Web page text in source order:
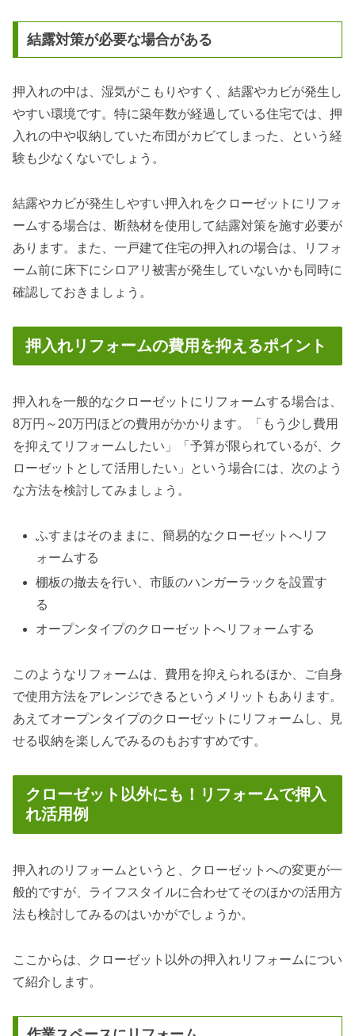
結露対策が必要な場合がある
押入れの中は、湿気がこもりやすく、結露やカビが発生し
やすい環境です。特に築年数が経過している住宅では、押
入れの中や収納していた布団がカビてしまった、という経
験も少なくないでしょう。
結露やカビが発生しやすい押入れをクローゼットにリフォ
ームする場合は、断熱材を使用して結露対策を施す必要が
あります。また、一戸建て住宅の押入れの場合は、リフォ
ーム前に床下にシロアリ被害が発生していないかも同時に
確認しておきましょう。
押入れリフォームの費用を抑えるポイント
押入れを一般的なクローゼットにリフォームする場合は、
8万円～20万円ほどの費用がかかります。「もう少し費用
を抑えてリフォームしたい」「予算が限られているが、ク
ローゼットとして活用したい」という場合には、次のよう
な方法を検討してみましょう。
ふすまはそのままに、簡易的なクローゼットへリフ
ォームする
棚板の撤去を行い、市販のハンガーラックを設置す
る
オープンタイプのクローゼットへリフォームする
このようなリフォームは、費用を抑えられるほか、ご自身
で使用方法をアレンジできるというメリットもあります。
あえてオープンタイプのクローゼットにリフォームし、見
せる収納を楽しんでみるのもおすすめです。
クローゼット以外にも！リフォームで押入
れ活用例
押入れのリフォームというと、クローゼットへの変更が一
般的ですが、ライフスタイルに合わせてそのほかの活用方
法も検討してみるのはいかがでしょうか。
ここからは、クローゼット以外の押入れリフォームについ
て紹介します。